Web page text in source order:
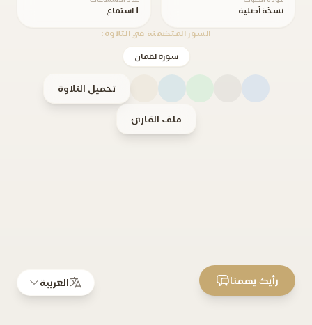
نسخة أصلية 1 استماع
السور المتضمنة في التلاوة:
سورة لقمان
تحميل التلاوة
ملف القارئ
العربية رأيك يهمنا